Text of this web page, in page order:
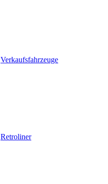
Verkaufsfahrzeuge
Retroliner